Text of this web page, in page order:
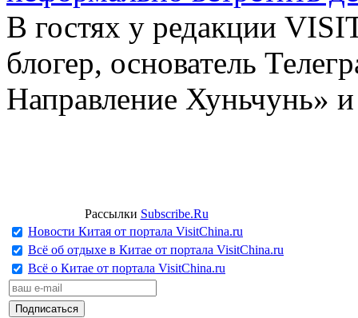
В гостях у редакции
блогер, основатель
Направление Хуньчунь»
Рассылки Subscribe.Ru
Новости Китая от портала VisitChina.ru
Всё об отдыхе в Китае от портала VisitChina.ru
Всё о Китае от портала VisitChina.ru